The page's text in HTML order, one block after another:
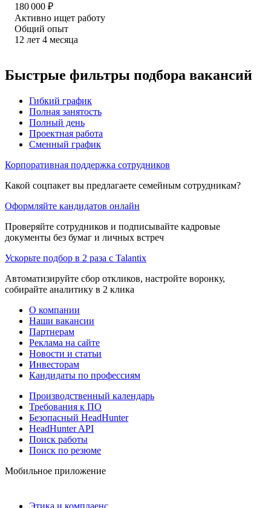
180 000 ₽
Активно ищет работу
Общий опыт
12 лет 4 месяца
Быстрые фильтры подбора вакансий
Гибкий график
Полная занятость
Полный день
Проектная работа
Сменный график
Корпоративная поддержка сотрудников
Какой соцпакет вы предлагаете семейным сотрудникам?
Оформляйте кандидатов онлайн
Проверяйте сотрудников и подписывайте кадровые
документы без бумаг и личных встреч
Ускорьте подбор в 2 раза с Talantix
Автоматизируйте сбор откликов, настройте воронку,
собирайте аналитику в 2 клика
О компании
Наши вакансии
Партнерам
Реклама на сайте
Новости и статьи
Инвесторам
Кандидаты по профессиям
Производственный календарь
Требования к ПО
Безопасный HeadHunter
HeadHunter API
Поиск работы
Поиск по резюме
Мобильное приложение
Этика и комплаенс